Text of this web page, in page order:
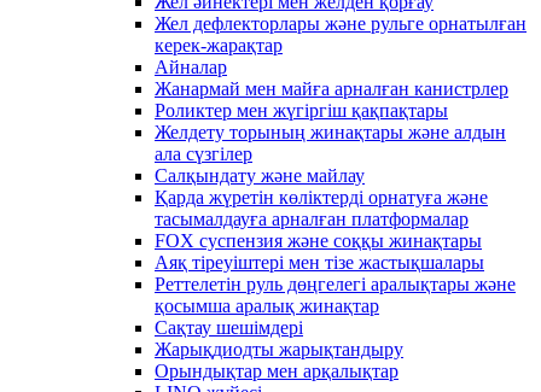
Жел дефлекторлары және рульге орнатылған
керек-жарақтар
Айналар
Жанармай мен майға арналған канистрлер
Роликтер мен жүгіргіш қақпақтары
Желдету торының жинақтары және алдын
ала сүзгілер
Салқындату және майлау
Қарда жүретін көліктерді орнатуға және
тасымалдауға арналған платформалар
FOX суспензия және соққы жинақтары
Аяқ тіреуіштері мен тізе жастықшалары
Реттелетін руль дөңгелегі аралықтары және
қосымша аралық жинақтар
Сақтау шешімдері
Жарықдиодты жарықтандыру
Орындықтар мен арқалықтар